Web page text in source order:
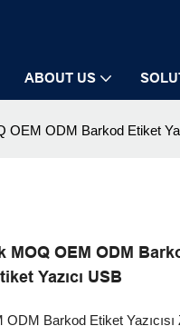
ABOUT US
ODM Barkod Etiket
MOQ OEM ODM
Yazıcı USB
Barkod Etiket